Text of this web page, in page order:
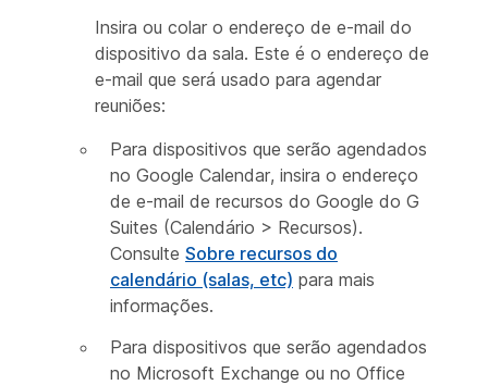
Insira ou colar o endereço de e-mail do
dispositivo da sala. Este é o endereço de
e-mail que será usado para agendar
reuniões:
Para dispositivos que serão agendados
no Google Calendar, insira o endereço
de e-mail de recursos do Google do G
Suites (Calendário > Recursos).
Consulte Sobre recursos do
calendário (salas, etc) para mais
informações.
Para dispositivos que serão agendados
no Microsoft Exchange ou no Office